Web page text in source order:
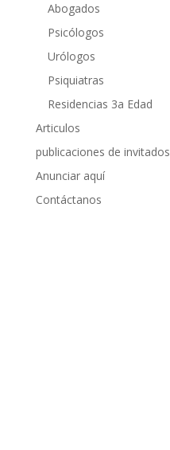
Abogados
Psicólogos
Urólogos
Psiquiatras
Residencias 3a Edad
Articulos
publicaciones de invitados
Anunciar aquí
Contáctanos